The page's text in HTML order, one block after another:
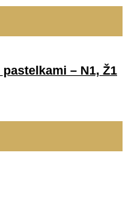
– N1, Ž1